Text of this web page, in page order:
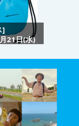
]
21日(水)